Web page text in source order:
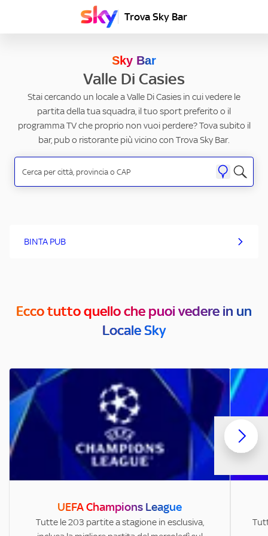
Trova Sky Bar
Sky Bar
Valle Di Casies
Stai cercando un locale a Valle Di Casies in cui vedere le
partita della tua squadra, il tuo sport preferito o il
programma TV che proprio non vuoi perdere? Tova subito il
bar, pub o ristorante più vicino con Trova Sky Bar.
BINTA PUB
Ecco tutto quello che puoi vedere in un
Locale Sky
UEFA Champions League
Tutte le 203 partite a stagione in esclusiva,